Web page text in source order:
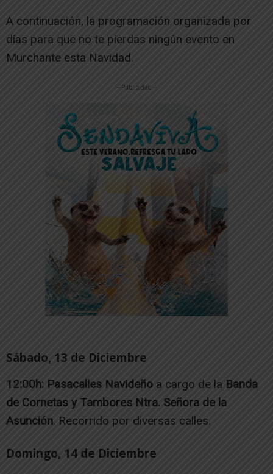
A continuación, la programación organizada por
días para que no te pierdas ningún evento en
Murchante esta Navidad.
-- Publicidad --
Sábado, 13 de Diciembre
12:00h: Pasacalles Navideño a cargo de la Banda
de Cornetas y Tambores Ntra. Señora de la
Asunción. Recorrido por diversas calles.
Domingo, 14 de Diciembre